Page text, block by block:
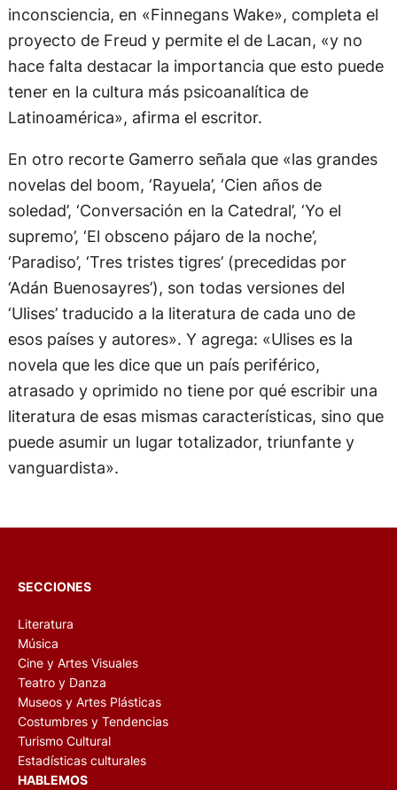
inconsciencia, en «Finnegans Wake», completa el
proyecto de Freud y permite el de Lacan, «y no
hace falta destacar la importancia que esto puede
tener en la cultura más psicoanalítica de
Latinoamérica», afirma el escritor.
En otro recorte Gamerro señala que «las grandes
novelas del boom, ‘Rayuela’, ‘Cien años de
soledad’, ‘Conversación en la Catedral’, ‘Yo el
supremo’, ‘El obsceno pájaro de la noche’,
‘Paradiso’, ‘Tres tristes tigres’ (precedidas por
‘Adán Buenosayres’), son todas versiones del
‘Ulises’ traducido a la literatura de cada uno de
esos países y autores». Y agrega: «Ulises es la
novela que les dice que un país periférico,
atrasado y oprimido no tiene por qué escribir una
literatura de esas mismas características, sino que
puede asumir un lugar totalizador, triunfante y
vanguardista».
SECCIONES
Literatura
Música
Cine y Artes Visuales
Teatro y Danza
Museos y Artes Plásticas
Costumbres y Tendencias
Turismo Cultural
Estadísticas culturales
HABLEMOS